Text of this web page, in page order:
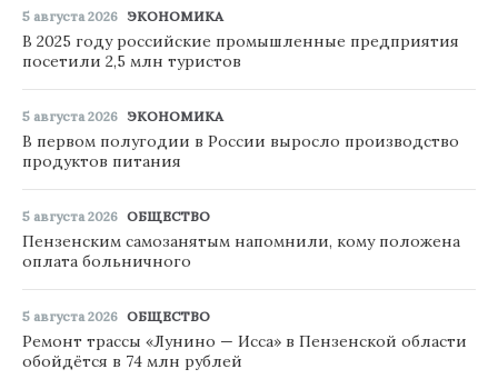
5 августа 2026 ЭКОНОМИКА
В 2025 году российские промышленные предприятия
посетили 2,5 млн туристов
5 августа 2026 ЭКОНОМИКА
В первом полугодии в России выросло производство
продуктов питания
5 августа 2026 ОБЩЕСТВО
Пензенским самозанятым напомнили, кому положена
оплата больничного
5 августа 2026 ОБЩЕСТВО
Ремонт трассы «Лунино — Исса» в Пензенской области
обойдётся в 74 млн рублей